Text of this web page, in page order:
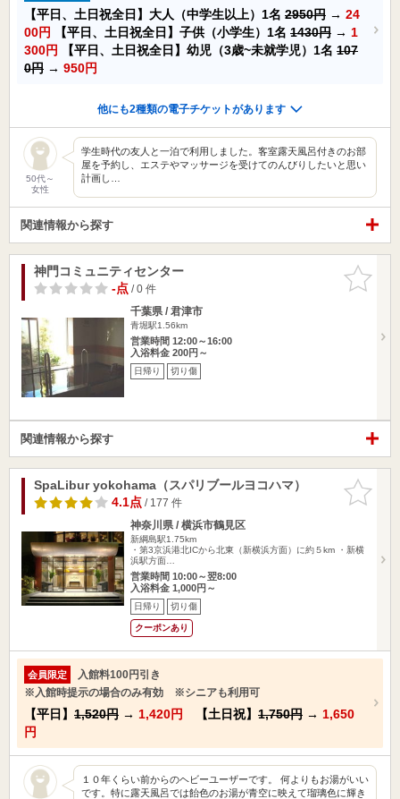
【平日、土日祝全日】大人（中学生以上）1名 2950円 → 24
00円
【平日、土日祝全日】子供（小学生）1名 1430円 → 1
300円
【平日、土日祝全日】幼児（3歳~未就学児）1名 107
0円 → 950円
他にも2種類の電子チケットがあります
50代～
女性
学生時代の友人と一泊で利用しました。客室露天風呂付きのお部
屋を予約し、エステやマッサージを受けてのんびりしたいと思い
計画し…
関連情報から探す
お気に入
りに追加
神門コミュニティセンター
-点/ 0 件
千葉県 / 君津市
青堀駅1.56km
営業時間 12:00～16:00
入浴料金 200円～
日帰り 切り傷
関連情報から探す
お気に入
りに追加
SpaLibur yokohama（スパリブールヨコハマ）
4.1点/ 177 件
神奈川県 / 横浜市鶴見区
新綱島駅1.75km
・第3京浜港北ICから北東（新横浜方面）に約５km ・新横
浜駅方面…
営業時間 10:00～翌8:00
入浴料金 1,000円～
日帰り 切り傷
クーポンあり
会員限定
入館料100円引き
※入館時提示の場合のみ有効 ※シニアも利用可
【平日】 1,520円 → 1,420円 【土日祝】 1,750円 → 1,650
円
１０年くらい前からのヘビーユーザーです。 何よりもお湯がいい
です。特に露天風呂では飴色のお湯が青空に映えて瑠璃色に輝き